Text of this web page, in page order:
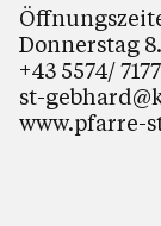
Donnerstag
+43 5574/
st-
www.pfarre-